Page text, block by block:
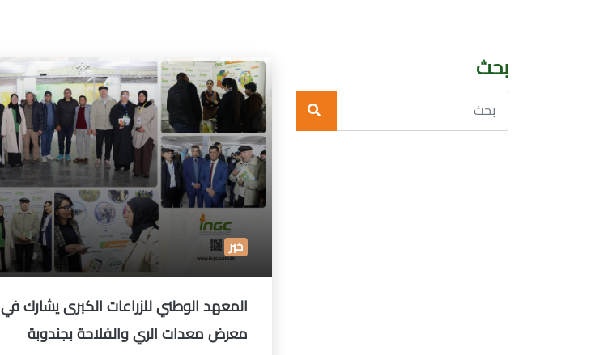
بحث
خبر
المعهد الوطني للزراعات الكبرى يشارك في
معرض معدات الري والفلاحة بجندوبة